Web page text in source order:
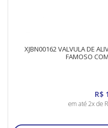
XJBN00162 VALVULA DE
FAMOSO
R$
em até 2x de